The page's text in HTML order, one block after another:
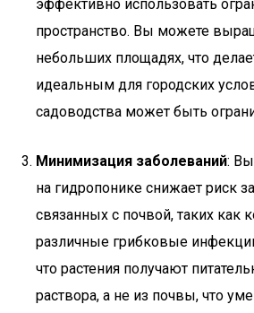
эффективно использовать
пространство. Вы можете
небольших площадях, что
идеальным для городских
садоводства может быть
Минимизация заболеваний:
на гидропонике снижает риск
связанных с почвой, таких как
различные грибковые
что растения получают
раствора, а не из почвы, что